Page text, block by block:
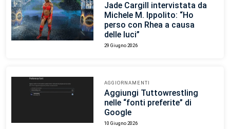
Jade Cargill intervistata da
Michele M. Ippolito: “Ho
perso con Rhea a causa
delle luci”
29 Giugno 2026
AGGIORNAMENTI
Aggiungi Tuttowrestling
nelle “fonti preferite” di
Google
10 Giugno 2026